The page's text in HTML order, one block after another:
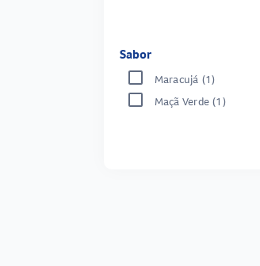
Sabor
Maracujá (1)
Maçã Verde (1)